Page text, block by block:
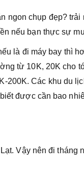
ngon chụp đẹp?
nếu bạn thực sự
là đi máy bay thì
từ 10K, 20K cho
200K. Các khu du
được cần bao
Vậy nên đi tháng